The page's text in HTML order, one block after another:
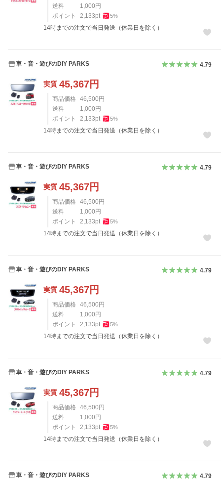
送料
1,000円
ポイント
2,133pt 5%
14時までの注文で当日発送（休業日を除く）
車・音・遊びのDIY PARKS 4.79
実質 45,367円
商品価格 46,500円
送料
1,000円
ポイント
2,133pt 5%
14時までの注文で当日発送（休業日を除く）
車・音・遊びのDIY PARKS 4.79
実質 45,367円
商品価格 46,500円
送料
1,000円
ポイント
2,133pt 5%
14時までの注文で当日発送（休業日を除く）
車・音・遊びのDIY PARKS 4.79
実質 45,367円
商品価格 46,500円
送料
1,000円
ポイント
2,133pt 5%
14時までの注文で当日発送（休業日を除く）
車・音・遊びのDIY PARKS 4.79
実質 45,367円
商品価格 46,500円
送料
1,000円
ポイント
2,133pt 5%
14時までの注文で当日発送（休業日を除く）
車・音・遊びのDIY PARKS 4.79